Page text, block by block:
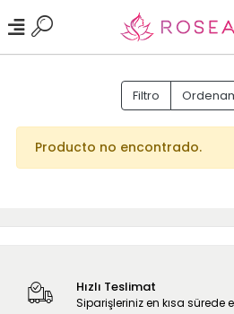
Filtro
Producto no encontrado.
Hızlı Teslimat
Siparişleriniz en kısa sürede